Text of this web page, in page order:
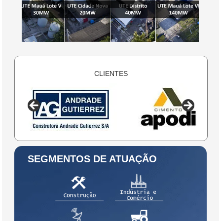
CLIENTES
SEGMENTOS DE ATUAÇÃO